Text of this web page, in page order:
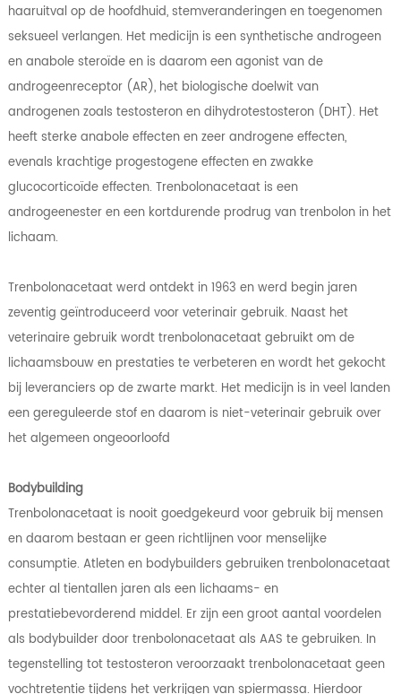
haaruitval op de hoofdhuid, stemveranderingen en toegenomen
seksueel verlangen. Het medicijn is een synthetische androgeen
en anabole steroïde en is daarom een ​​agonist van de
androgeenreceptor (AR), het biologische doelwit van
androgenen zoals testosteron en dihydrotestosteron (DHT). Het
heeft sterke anabole effecten en zeer androgene effecten,
evenals krachtige progestogene effecten en zwakke
glucocorticoïde effecten. Trenbolonacetaat is een
androgeenester en een kortdurende prodrug van trenbolon in het
lichaam.
Trenbolonacetaat werd ontdekt in 1963 en werd begin jaren
zeventig geïntroduceerd voor veterinair gebruik. Naast het
veterinaire gebruik wordt trenbolonacetaat gebruikt om de
lichaamsbouw en prestaties te verbeteren en wordt het gekocht
bij leveranciers op de zwarte markt. Het medicijn is in veel landen
een gereguleerde stof en daarom is niet-veterinair gebruik over
het algemeen ongeoorloofd
Bodybuilding
Trenbolonacetaat is nooit goedgekeurd voor gebruik bij mensen
en daarom bestaan ​​er geen richtlijnen voor menselijke
consumptie. Atleten en bodybuilders gebruiken trenbolonacetaat
echter al tientallen jaren als een lichaams- en
prestatiebevorderend middel. Er zijn een groot aantal voordelen
als bodybuilder door trenbolonacetaat als AAS te gebruiken. In
tegenstelling tot testosteron veroorzaakt trenbolonacetaat geen
vochtretentie tijdens het verkrijgen van spiermassa. Hierdoor